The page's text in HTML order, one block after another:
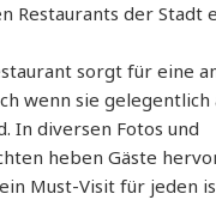
Restaurants der Stadt
sorgt für eine
wenn sie gelegentlich
In diversen Fotos und
heben Gäste
Must-Visit für jeden